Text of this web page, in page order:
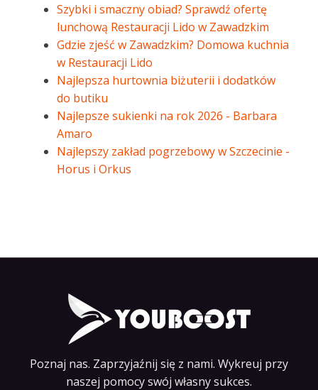
Szybki i smaczny obiad? Sprawdź ofertę
lunchową Restauracji Lido w Zawadzkim
Gdzie zjeść w Zawadzkim? Domowa kuchnia
w Restauracji Lido
Najlepsza hurtownia biżuterii i dodatków
do butiku
Najlepsze sukienki na rok 2026 - Barbara
Amaro
Najlepszy zakład pogrzebowy w Szczecinie -
Horus i Orkus
Poznaj nas. Zaprzyjaźnij się z nami. Wykreuj przy
naszej pomocy swój własny sukces.